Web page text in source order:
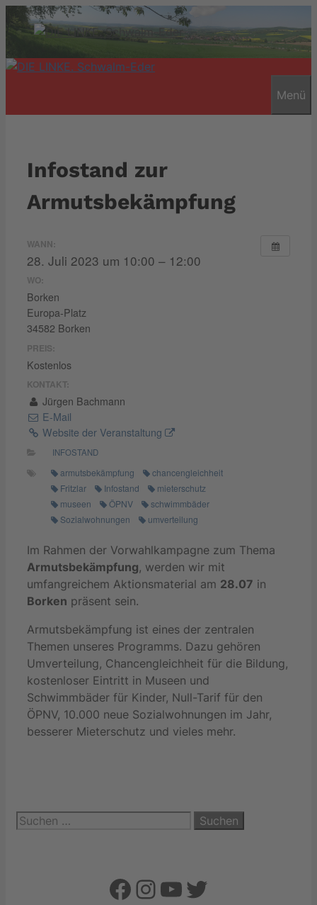
Zum
Inhalt
springen
Menü
Infostand zur
Armutsbekämpfung
WANN:
28. Juli 2023 um 10:00 – 12:00
WO:
Borken
Europa-Platz
34582 Borken
PREIS:
Kostenlos
KONTAKT:
Jürgen Bachmann
E-Mail
Website der Veranstaltung
INFOSTAND
armutsbekämpfung
chancengleichheit
Fritzlar
Infostand
mieterschutz
museen
ÖPNV
schwimmbäder
Sozialwohnungen
umverteilung
Im Rahmen der Vorwahlkampagne zum Thema
Armutsbekämpfung, werden wir mit
umfangreichem Aktionsmaterial am 28.07 in
Borken präsent sein.
Armutsbekämpfung ist eines der zentralen
Themen unseres Programms. Dazu gehören
Umverteilung, Chancengleichheit für die Bildung,
kostenloser Eintritt in Museen und
Schwimmbäder für Kinder, Null-Tarif für den
ÖPNV, 10.000 neue Sozialwohnungen im Jahr,
besserer Mieterschutz und vieles mehr.
Suchen
nach:
Facebook
Instagram
YouTube
Twitter